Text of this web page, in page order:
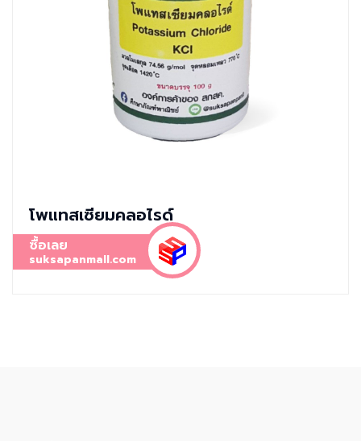
โพแทสเซียมคลอไรด์
ซื้อเลย
suksapanmall.com